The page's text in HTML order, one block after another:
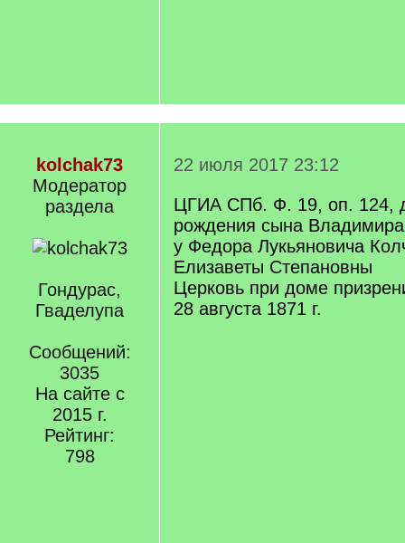
kolchak73
Модератор
раздела
Гондурас,
Гваделупа
Сообщений:
3035
На сайте с
2015 г.
Рейтинг:
798
22 июля 2017 23:12
ЦГИА СПб. Ф. 19, оп. 124,
рождения сына Владимира
у Федора Лукьяновича
Елизаветы Степановны
Церковь при доме
28 августа 1871 г.